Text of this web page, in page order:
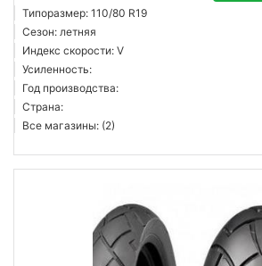
Типоразмер: 110/80 R19
Сезон: летняя
Индекс скорости: V
Усиленность:
Год производства:
Страна:
Все магазины: (2)